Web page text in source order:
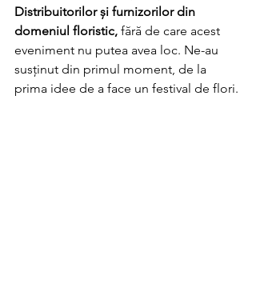
Distribuitorilor și furnizorilor din
domeniul floristic, fără de care acest
eveniment nu putea avea loc. Ne-au
susținut din primul moment, de la
prima idee de a face un festival de flori.